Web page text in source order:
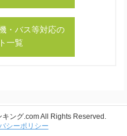
・バス等対応の
一覧
ング.com All Rights Reserved.
シーポリシー